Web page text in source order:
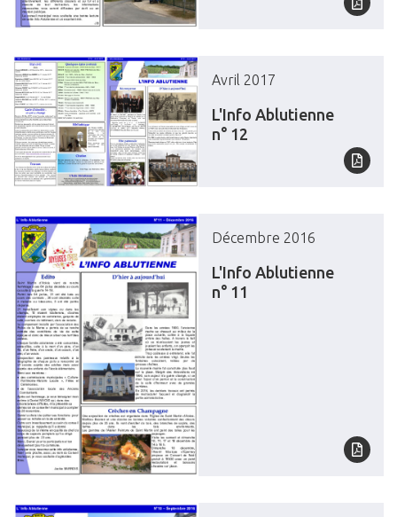
Avril 2017
L'Info Ablutienne
n° 12
Décembre 2016
L'Info Ablutienne
n° 11